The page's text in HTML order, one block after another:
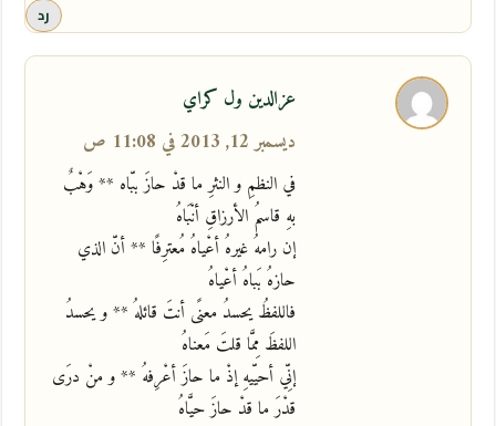
رد
عزالدين ول كراي
ديسمبر 12, 2013 في 11:08 ص
في النظمِ و النثرِ ما قدْ حازَ ببّاه ** وَهْبٌ
بهِ قاسمُ الأرزاقِ أنْبَاهُ
إن رامهُ غيرهُ أعْياهُ مُعترِفًا ** أنّ الذي
حازهُ بَباهُ أعْياهُ
فاللفظُ يحسدُ معنًى أنتَ قائلهُ ** و يحسدُ
اللفظَ مِمَّا قلتَ مَعناهُ
إنِّي أحيّيهِ إذْ ما حازَ أعْرِفهُ ** و منْ درَى
قدْرَ ما قدْ حازَ حيَّاهُ